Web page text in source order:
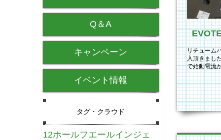
リチューム
入頂きまし
で始動電流
ムバッテ
Q＆A
キャンペーン
イベント情報
タグ・クラウド
12ホールフエールインジェ